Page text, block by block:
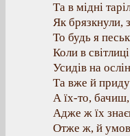
Та в мідні
Як брязкнули,
То будь я
Коли в
Усидів на
Та вже й
А їх-то,
Адже ж їх
Отже ж, й